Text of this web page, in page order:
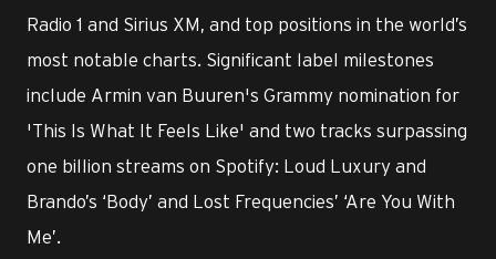
Radio 1 and Sirius XM, and top positions in the world’s
most notable charts. Significant label milestones
include Armin van Buuren's Grammy nomination for
'This Is What It Feels Like' and two tracks surpassing
one billion streams on Spotify: Loud Luxury and
Brando’s ‘Body’ and Lost Frequencies’ ‘Are You With
Me’.